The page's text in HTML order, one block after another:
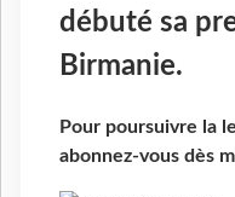
débuté sa
Birmanie.
Pour poursuivre la
abonnez-vous dès